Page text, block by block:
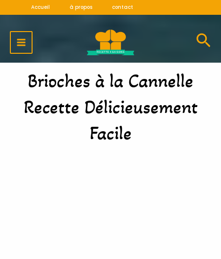
contenu
Accueil à propos contact
MENU
Brioches à la Cannelle
Recette Délicieusement
Facile